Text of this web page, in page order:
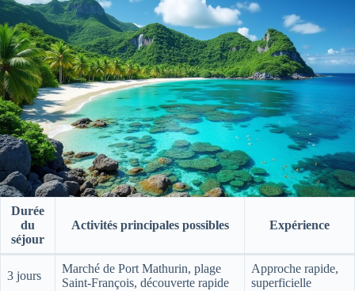
Durée
du
séjour
Activités principales possibles Expérience
3 jours
Marché de Port Mathurin, plage
Saint-François, découverte rapide
Approche rapide,
superficielle